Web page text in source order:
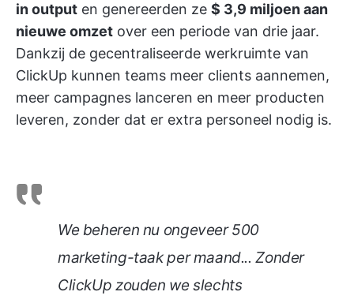
in output en genereerden ze $ 3,9 miljoen aan
nieuwe omzet over een periode van drie jaar.
Dankzij de gecentraliseerde werkruimte van
ClickUp kunnen teams meer clients aannemen,
meer campagnes lanceren en meer producten
leveren, zonder dat er extra personeel nodig is.
We beheren nu ongeveer 500
marketing-taak per maand... Zonder
ClickUp zouden we slechts